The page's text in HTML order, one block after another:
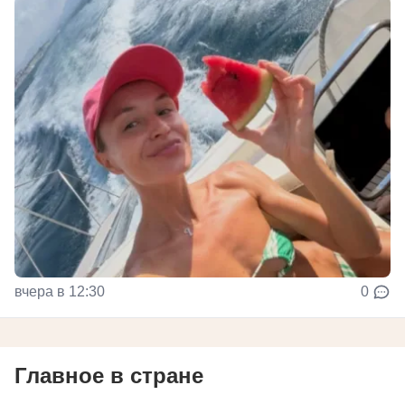
вчера в 12:30 0
Главное в стране